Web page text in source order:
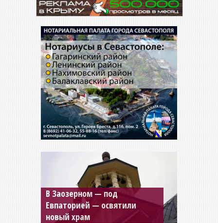
В Заозерном — под
Евпаторией — освятили
новый храм
Мужской монастырь Косьмы
и Дамиана в Крыму вновь
открыт для посещения